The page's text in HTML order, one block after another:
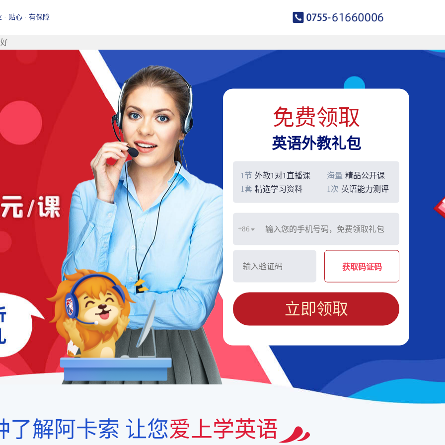
· 贴心 · 有保障
免费领取
英语外教礼包
1节 外教1对1直播课 海量 精品公开课
1套 精选学习资料 1次 英语能力测评
+86
获取码证码
立即领取
了解阿卡索 让您爱上学英语